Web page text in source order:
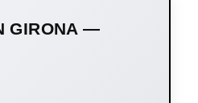
GIRONA —